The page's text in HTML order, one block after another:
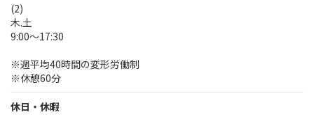
(2)
木.土
9:00～17:30
※週平均40時間の変形労働制
※休憩60分
休日・休暇